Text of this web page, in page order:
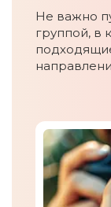
Не важно
группой, в